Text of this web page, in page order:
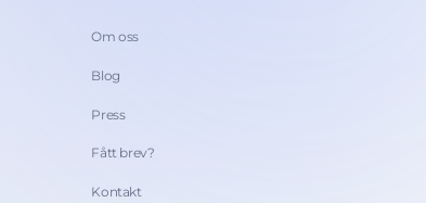
Om oss
Blog
Press
Fått brev?
Kontakt